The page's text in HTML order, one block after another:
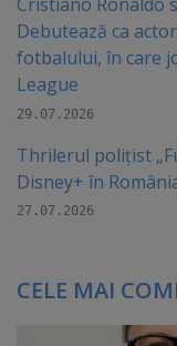
Debutează ca
fotbalului, în care
League
29.07.2026
Thrilerul polițist
Disney+ în
27.07.2026
CELE MAI